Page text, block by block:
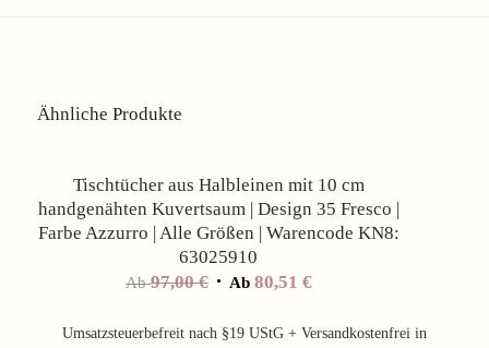
Ähnliche Produkte
Tischtücher aus Halbleinen mit 10 cm
handgenähten Kuvertsaum | Design 35 Fresco |
Farbe Azzurro | Alle Größen | Warencode KN8:
63025910
Ab97,00€ Ab 80,51 €
Umsatzsteuerbefreit nach §19 UStG + Versandkostenfrei in